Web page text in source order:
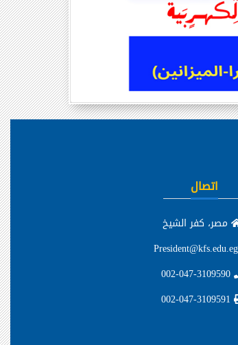
اتصال
مصر، كفر الشيخ